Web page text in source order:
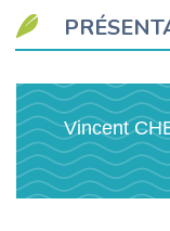
Vincent